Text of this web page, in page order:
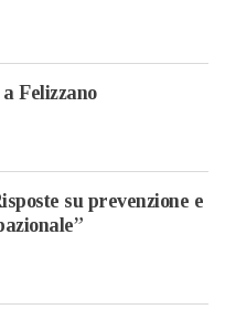
Felizzano
su prevenzione e